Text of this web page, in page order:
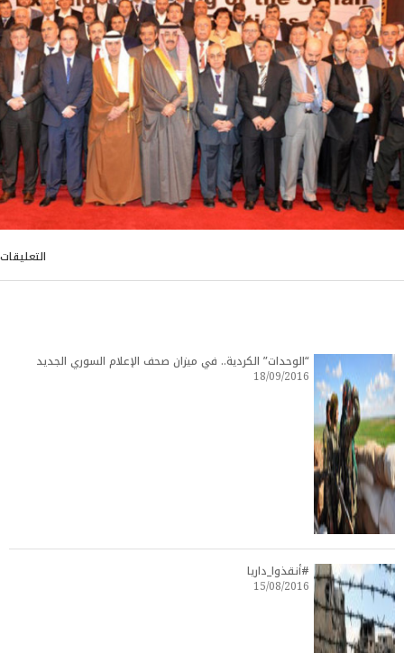
التعليقات
“الوحدات” الكردية.. في ميزان صحف الإعلام السوري الجديد
18/09/2016
#أنقذوا_داريا
15/08/2016